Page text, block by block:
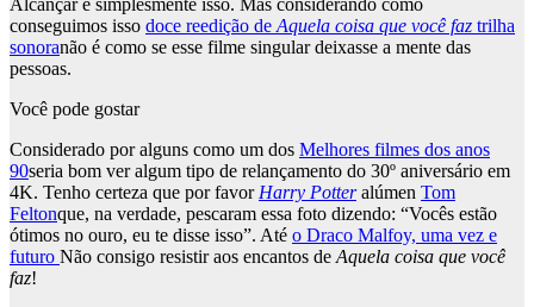
Alcançar é simplesmente isso. Mas considerando como
conseguimos isso doce reedição deAquela coisa que você faz trilha
sonoranão é como se esse filme singular deixasse a mente das
pessoas.
Você pode gostar
Considerado por alguns como um dos Melhores filmes dos anos
90seria bom ver algum tipo de relançamento do 30º aniversário em
4K. Tenho certeza que por favorHarry Potter alúmen Tom
Feltonque, na verdade, pescaram essa foto dizendo: “Vocês estão
ótimos no ouro, eu te disse isso”. Até o Draco Malfoy, uma vez e
futuro Não consigo resistir aos encantos deAquela coisa que você
faz!